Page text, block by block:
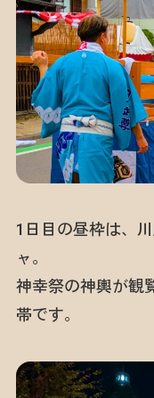
1日目の昼枠は、
ャ。
神幸祭の神輿が観
帯です。